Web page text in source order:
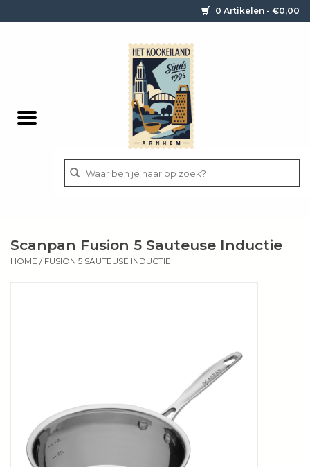
0 Artikelen - €0,00
Bestek
Aanbiedingen ✅
Scanpan Fusion 5 Sauteuse Inductie
HOME / FUSION 5 SAUTEUSE INDUCTIE